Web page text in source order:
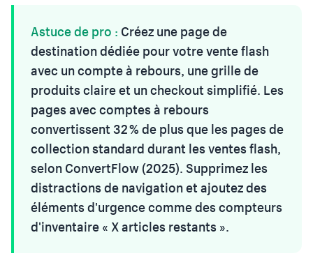
Astuce de pro : Créez une page de
destination dédiée pour votre vente flash
avec un compte à rebours, une grille de
produits claire et un checkout simplifié. Les
pages avec comptes à rebours
convertissent 32 % de plus que les pages de
collection standard durant les ventes flash,
selon ConvertFlow (2025). Supprimez les
distractions de navigation et ajoutez des
éléments d'urgence comme des compteurs
d'inventaire « X articles restants ».